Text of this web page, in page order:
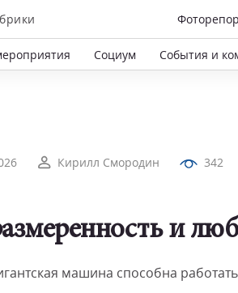
Социум События и
Кирилл Смородин 342
и
машина способна